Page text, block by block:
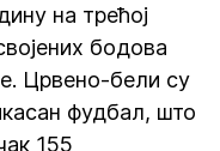
на трећој
бодова
Црвено-бели су
фудбал, што
155